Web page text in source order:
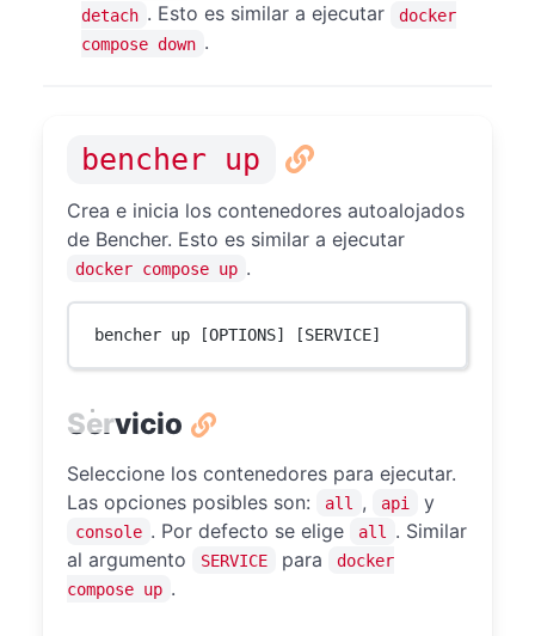
detach . Esto es similar a ejecutar
docker
compose down .
bencher up
Crea e inicia los contenedores autoalojados
de Bencher. Esto es similar a ejecutar
docker compose up .
bencher up [OPTIONS] [SERVICE]
Servicio
Seleccione los contenedores para ejecutar.
Las opciones posibles son:
all , api y
console . Por defecto se elige all
. Similar
al argumento
SERVICE para
docker
compose up .